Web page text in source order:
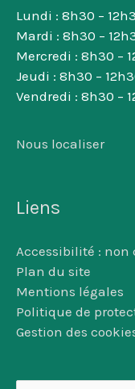
Lundi : 8h30 –
Mardi : 8h30 –
Mercredi : 8h30 –
Jeudi : 8h30 –
Vendredi : 8h30 –
Nous localiser
Liens
Accessibilité : non
Plan du site
Mentions légales
Politique de
Gestion des